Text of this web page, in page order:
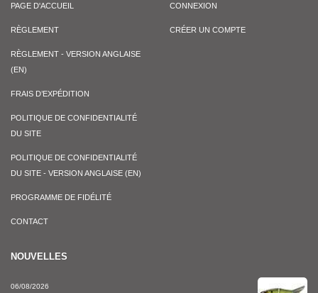
PAGE D'ACCUEIL
RÈGLEMENT
RÈGLEMENT - VERSION ANGLAISE
(EN)
FRAIS D’EXPÉDITION
POLITIQUE DE CONFIDENTIALITÉ
DU SITE
POLITIQUE DE CONFIDENTIALITÉ
DU SITE - VERSION ANGLAISE (EN)
PROGRAMME DE FIDÉLITÉ
CONTACT
CONNEXION
CRÉER UN COMPTE
NOUVELLES
06/08/2026